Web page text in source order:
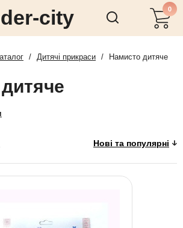
city 0
/ Дитячі прикраси / Намисто дитяче